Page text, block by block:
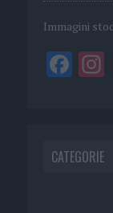
Immagini
CATEGORIE